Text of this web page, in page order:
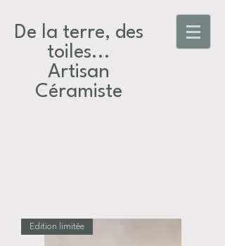
De la terre, des
toiles...​
Artisan
Céramiste
Edition limitée